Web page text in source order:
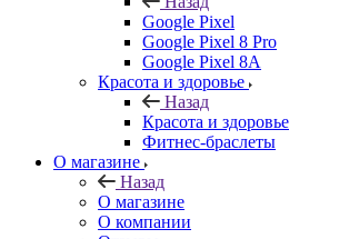
Google Pixel
Google Pixel 8 Pro
Google Pixel 8A
Красота и здоровье
Назад
Красота и здоровье
Фитнес-браслеты
О магазине
Назад
О магазине
О компании